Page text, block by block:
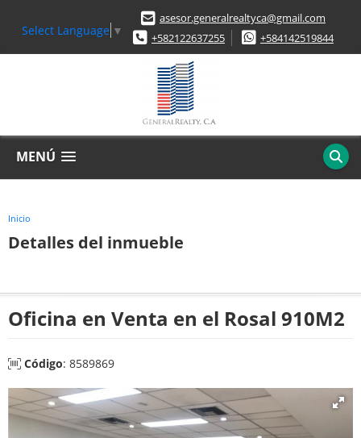
Select Language ▼
asesor.generalrealtyca@gmail.com
+582122637255
+584142519844
MENÚ
Inicio
Detalles del inmueble
Oficina en Venta en el Rosal 910M2
Código: 8589869